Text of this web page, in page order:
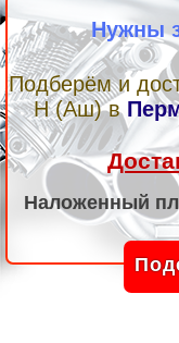
Нужны
Подберём и
Н (Аш)в
Наложенный